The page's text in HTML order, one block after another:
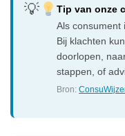
Tip van onze
Als consument
Bij klachten
doorlopen,
stappen, of
Bron: